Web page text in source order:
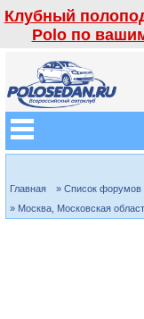
Клубный
Polo по
Главная » Список форумов
» Москва, Московская